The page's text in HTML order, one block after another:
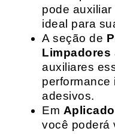
pode
ideal para
A seção de
Limpadores
auxiliares
performance
adesivos.
Em
você poderá